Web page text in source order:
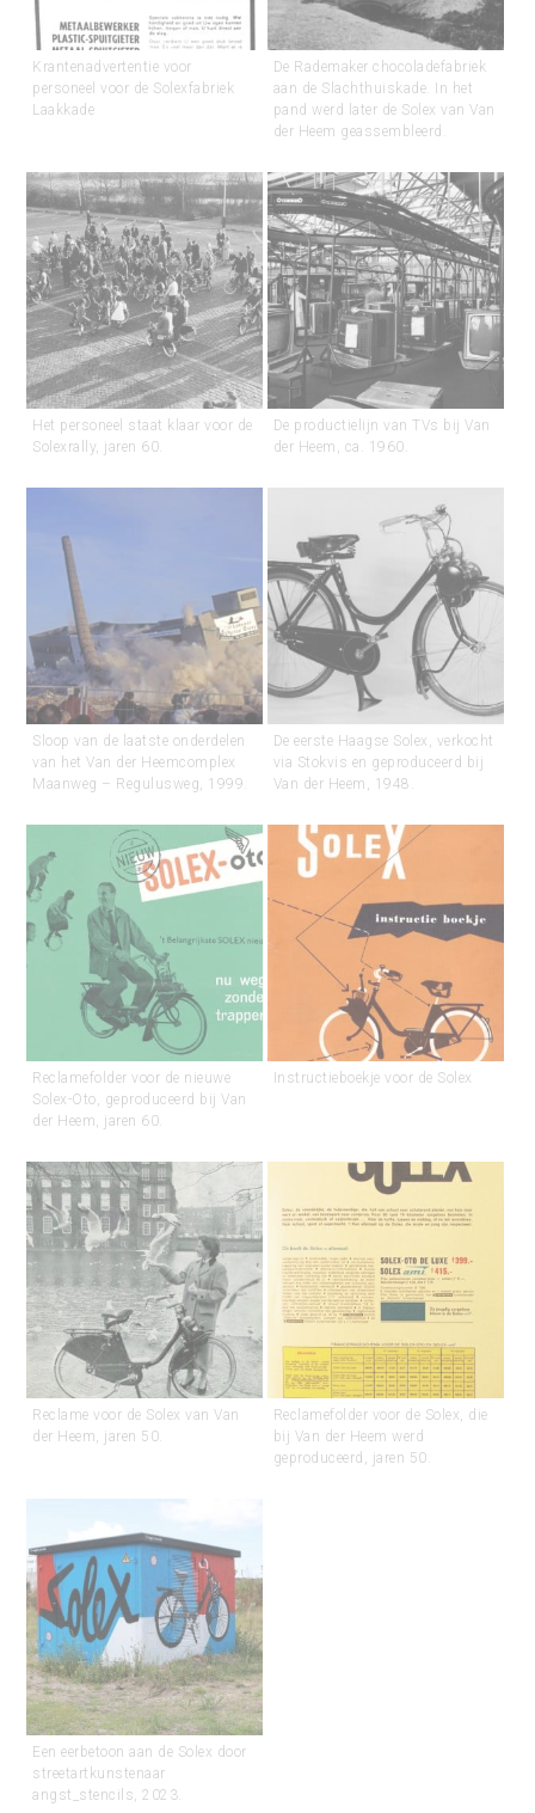
Krantenadvertentie voor
personeel voor de Solexfabriek
Laakkade
De Rademaker chocoladefabriek
aan de Slachthuiskade. In het
pand werd later de Solex van Van
der Heem geassembleerd.
Het personeel staat klaar voor de
Solexrally, jaren 60.
De productielijn van TVs bij Van
der Heem, ca. 1960.
Sloop van de laatste onderdelen
van het Van der Heemcomplex
Maanweg – Regulusweg, 1999.
De eerste Haagse Solex, verkocht
via Stokvis en geproduceerd bij
Van der Heem, 1948.
Reclamefolder voor de nieuwe
Solex-Oto, geproduceerd bij Van
der Heem, jaren 60.
Instructieboekje voor de Solex
Reclame voor de Solex van Van
der Heem, jaren 50.
Reclamefolder voor de Solex, die
bij Van der Heem werd
geproduceerd, jaren 50.
Een eerbetoon aan de Solex door
streetartkunstenaar
angst_stencils, 2023.